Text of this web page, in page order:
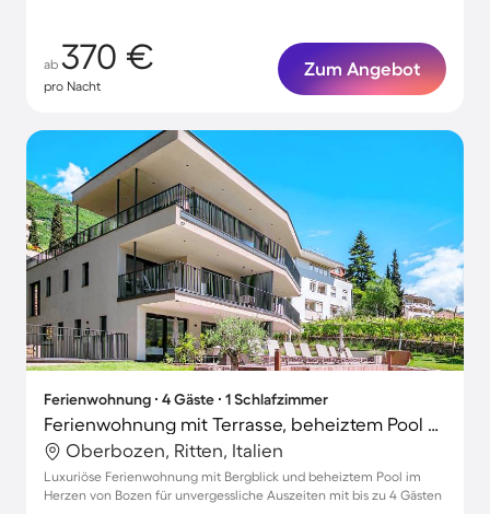
ab 370 €
pro Nacht
Zum Angebot
Ferienwohnung ∙ 4 Gäste ∙ 1 Schlafzimmer
Ferienwohnung mit Terrasse, beheiztem Pool und schnellem Internet | Stadtblick | Ideal für Homeoffice
Oberbozen, Ritten, Italien
Luxuriöse Ferienwohnung mit Bergblick und beheiztem Pool im
Herzen von Bozen für unvergessliche Auszeiten mit bis zu 4 Gästen